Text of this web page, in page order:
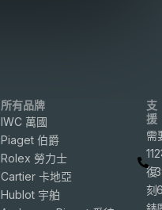
所有品牌
IWC 萬國
Piaget 伯爵
Rolex 勞力士
Cartier 卡地亞
Hublot 宇舶
支
援
需
復
刻